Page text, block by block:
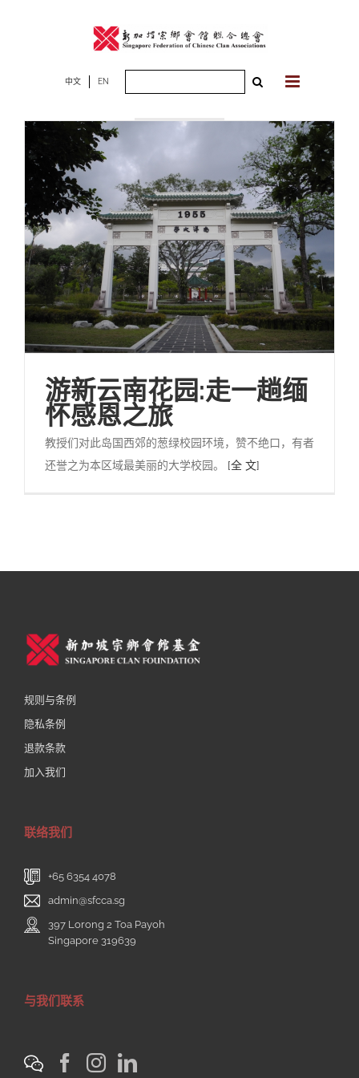
中文 EN
2021年04月30
游新云南花园:走一趟缅
怀感恩之旅
教授们对此岛国西郊的葱绿校园环境，赞不绝口，有者
还誉之为本区域最美丽的大学校园。 [全 文]
规则与条例
隐私条例
退款条款
加入我们
联络我们
+65 6354 4078
admin@sfcca.sg
397 Lorong 2 Toa Payoh
Singapore 319639
与我们联系